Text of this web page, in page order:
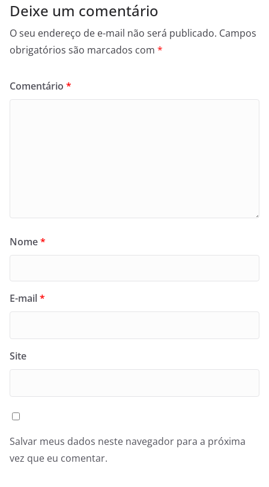
Deixe um comentário
O seu endereço de e-mail não será publicado. Campos
obrigatórios são marcados com *
Comentário *
Nome*
E-mail*
Site
Salvar meus dados neste navegador para a próxima
vez que eu comentar.